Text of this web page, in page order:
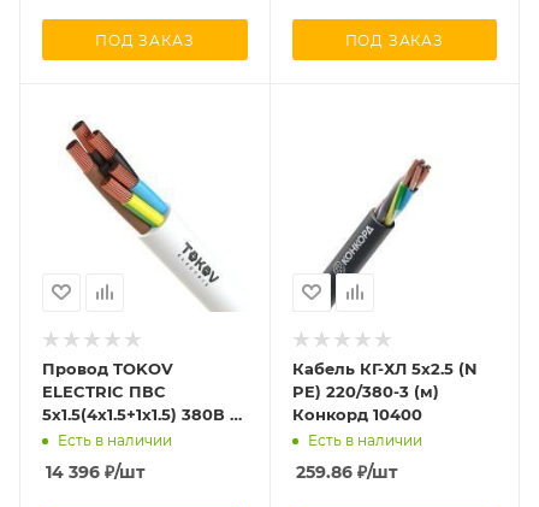
ПОД ЗАКАЗ ПОД ЗАКАЗ
Провод TOKOV
ELECTRIC ПВС
5х1.5(4х1.5+1х1.5) 380В Б
(уп.100м) 1945530
Есть в наличии
14 396 ₽/шт
Кабель КГ-ХЛ 5х2.5 (N
PE) 220/380-3 (м)
Конкорд 10400
Есть в наличии
259.86₽/шт